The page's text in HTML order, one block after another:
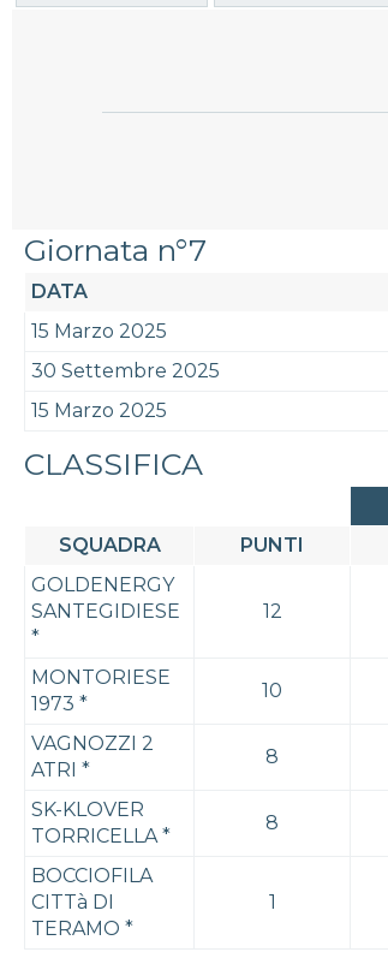
Giornata n°7
DATA
15 Marzo 2025
30 Settembre 2025
15 Marzo 2025
CLASSIFICA
SQUADRA
PUNTI
GOLDENERGY
SANTEGIDIESE
*
12
MONTORIESE
1973 *
10
VAGNOZZI 2
ATRI *
8
SK-KLOVER
TORRICELLA*
8
BOCCIOFILA
CITTà DI
TERAMO *
1